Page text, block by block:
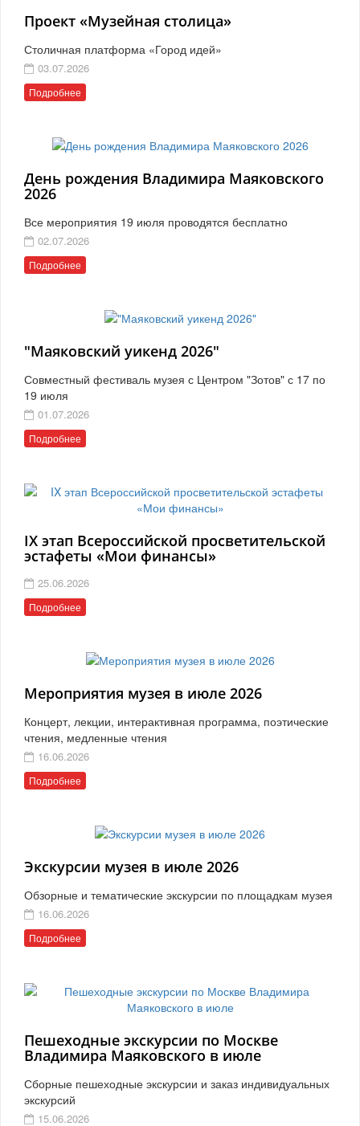
Проект «Музейная столица»
Столичная платформа «Город идей»
03.07.2026
Подробнее
День рождения Владимира Маяковского
2026
Все мероприятия 19 июля проводятся бесплатно
02.07.2026
Подробнее
"Маяковский уикенд 2026"
Совместный фестиваль музея с Центром "Зотов" с 17 по
19 июля
01.07.2026
Подробнее
IX этап Всероссийской просветительской
эстафеты «Мои финансы»
25.06.2026
Подробнее
Мероприятия музея в июле 2026
Концерт, лекции, интерактивная программа, поэтические
чтения, медленные чтения
16.06.2026
Подробнее
Экскурсии музея в июле 2026
Обзорные и тематические экскурсии по площадкам музея
16.06.2026
Подробнее
Пешеходные экскурсии по Москве
Владимира Маяковского в июле
Сборные пешеходные экскурсии и заказ индивидуальных
экскурсий
15.06.2026